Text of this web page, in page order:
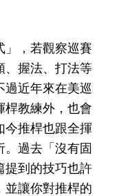
」，若觀察巡賽
、握法、打法等
過近年來在美巡
桿教練外，也會
今推桿也跟全揮
。過去「沒有固
提到的技巧也許
並讓你對推桿的